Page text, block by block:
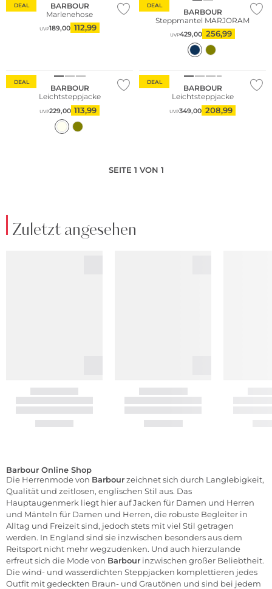
DEAL
BARBOUR
Marlenehose
UVP189,00 112,99
DEAL
BARBOUR
Steppmantel MARJORAM
UVP429,00 256,99
DEAL
BARBOUR
Leichtsteppjacke
UVP229,00 113,99
DEAL
BARBOUR
Leichtsteppjacke
UVP349,00 208,99
SEITE 1 VON 1
Zuletzt angesehen
Barbour Online Shop
Die Herrenmode von Barbourzeichnet sich durch Langlebigkeit,
Qualität und zeitlosen, englischen Stil aus. Das
Hauptaugenmerk liegt hier aufJacken für Damen und Herren
und Mänteln für Damen und Herren, die robuste Begleiter in
Alltag und Freizeit sind, jedoch stets mit viel Stil getragen
werden. In England sind sie inzwischen besonders aus dem
Reitsport nicht mehr wegzudenken. Und auch hierzulande
erfreut sich die Mode von Barbour inzwischen großer Beliebtheit.
Die wind- und wasserdichten Steppjacken komplettieren jedes
Outfit mit gedeckten Braun- und Grautönen und sind bei jedem